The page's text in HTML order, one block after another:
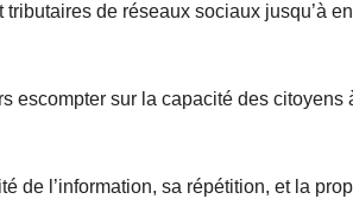
de réseaux sociaux jusqu’à
escompter sur la capacité des
de l’information, sa répétition, et la